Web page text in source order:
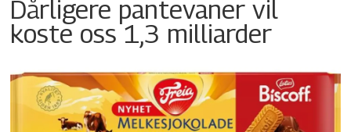
Dårligere pantevaner vil
koste oss 1,3 milliarder